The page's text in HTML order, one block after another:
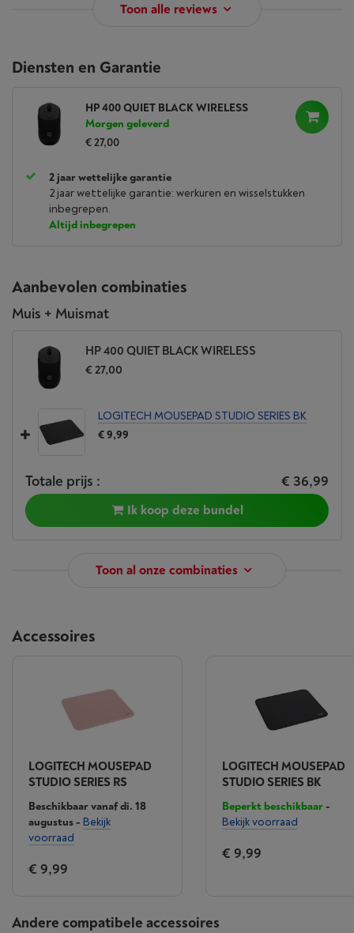
Toon alle reviews
Diensten en Garantie
HP 400 QUIET BLACK WIRELESS
Morgen geleverd
€ 27,00
2 jaar wettelijke garantie
2 jaar wettelijke garantie: werkuren en wisselstukken
inbegrepen.
Altijd inbegrepen
Aanbevolen combinaties
Muis + Muismat
HP 400 QUIET BLACK WIRELESS
€ 27,00
LOGITECH MOUSEPAD STUDIO SERIES BK
€ 9,99
Totale prijs : € 36,99
Ik koop deze bundel
Toon al onze combinaties
Accessoires
LOGITECH MOUSEPAD
STUDIO SERIES RS
Beschikbaar vanaf di. 18
augustus- Bekijk
voorraad
€ 9,99
LOGITECH MOUSEPAD
STUDIO SERIES BK
Beperkt beschikbaar-
Bekijk voorraad
€ 9,99
Andere compatibele accessoires